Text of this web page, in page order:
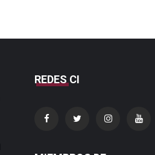
REDES CI